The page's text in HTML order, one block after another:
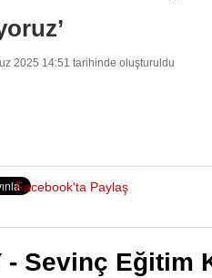
2025 14:51 tarihinde oluşturuldu
Facebook'ta Paylaş
- Sevinç Eğitim